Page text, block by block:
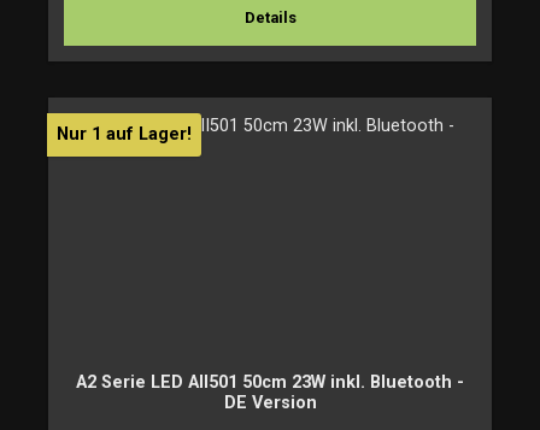
Details
Nur 1 auf Lager!
A2 Serie LED AII501 50cm 23W inkl. Bluetooth -
DE Version